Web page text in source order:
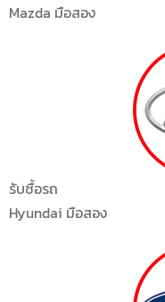
Mazda มือสอง
รับซื้อรถ
Hyundai มือสอง